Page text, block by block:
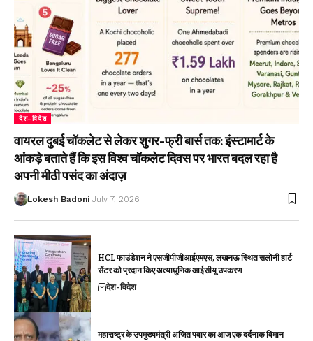
देश-विदेश
वायरल दुबई चॉकलेट से लेकर शुगर-फ्री बार्स तक: इंस्टामार्ट के
आंकड़े बताते हैं कि इस विश्व चॉकलेट दिवस पर भारत बदल रहा है
अपनी मीठी पसंद का अंदाज़
Lokesh Badoni July 7, 2026
HCL फाउंडेशन ने एसजीपीजीआईएमएस, लखनऊ स्थित सलोनी हार्ट
सेंटर को प्रदान किए अत्याधुनिक आईसीयू उपकरण
देश-विदेश
महाराष्ट्र के उपमुख्यमंत्री अजित पवार का आज एक दर्दनाक विमान